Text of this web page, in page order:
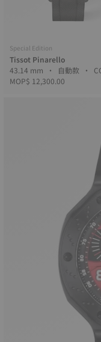
Special Edition
Tissot Pinarello
43.14 mm • 自動款 • COSC •
Forged Carbon
MOP$ 12,300.00